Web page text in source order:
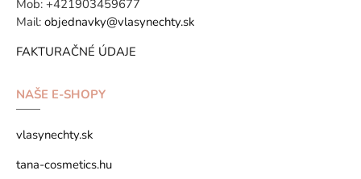
Mob: +421903459677
Mail: objednavky@vlasynechty.sk
FAKTURAČNÉ ÚDAJE
NAŠE E-SHOPY
vlasynechty.sk
tana-cosmetics.hu